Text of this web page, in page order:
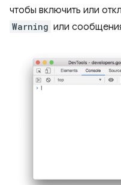
чтобы включить или
Warning или